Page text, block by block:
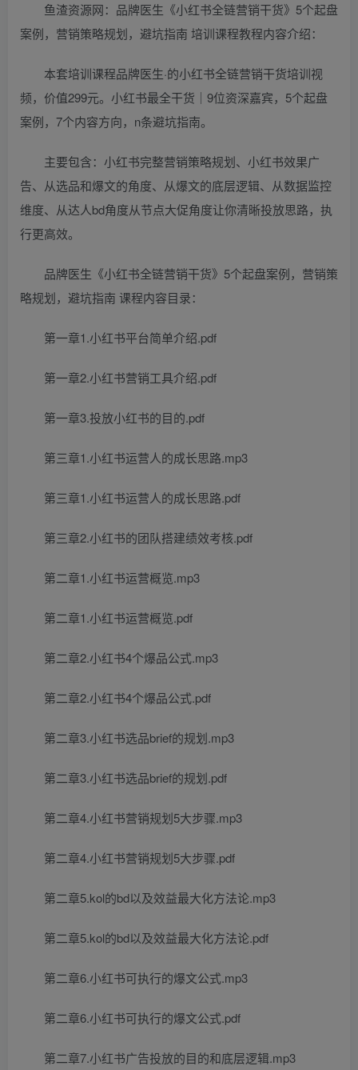
鱼渣资源网：品牌医生《小红书全链营销干货》5个起盘
案例，营销策略规划，避坑指南 培训课程教程内容介绍：
本套培训课程品牌医生·的小红书全链营销干货培训视
频，价值299元。小红书最全干货｜9位资深嘉宾，5个起盘
案例，7个内容方向，n条避坑指南。
主要包含：小红书完整营销策略规划、小红书效果广
告、从选品和爆文的角度、从爆文的底层逻辑、从数据监控
维度、从达人bd角度从节点大促角度让你清晰投放思路，执
行更高效。
品牌医生《小红书全链营销干货》5个起盘案例，营销策
略规划，避坑指南 课程内容目录：
第一章1.小红书平台简单介绍.pdf
第一章2.小红书营销工具介绍.pdf
第一章3.投放小红书的目的.pdf
第三章1.小红书运营人的成长思路.mp3
第三章1.小红书运营人的成长思路.pdf
第三章2.小红书的团队搭建绩效考核.pdf
第二章1.小红书运营概览.mp3
第二章1.小红书运营概览.pdf
第二章2.小红书4个爆品公式.mp3
第二章2.小红书4个爆品公式.pdf
第二章3.小红书选品brief的规划.mp3
第二章3.小红书选品brief的规划.pdf
第二章4.小红书营销规划5大步骤.mp3
第二章4.小红书营销规划5大步骤.pdf
第二章5.kol的bd以及效益最大化方法论.mp3
第二章5.kol的bd以及效益最大化方法论.pdf
第二章6.小红书可执行的爆文公式.mp3
第二章6.小红书可执行的爆文公式.pdf
第二章7.小红书广告投放的目的和底层逻辑.mp3